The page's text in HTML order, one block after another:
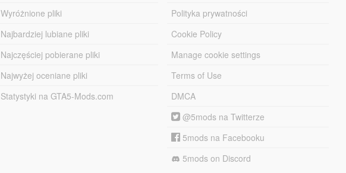
Wyróżnione pliki
Najbardziej lubiane pliki
Najczęściej pobierane pliki
Najwyżej oceniane pliki
Statystyki na GTA5-Mods.com
Polityka prywatności
Cookie Policy
Manage cookie settings
Terms of Use
DMCA
@5mods na Twitterze
5mods na Facebooku
5mods on Discord